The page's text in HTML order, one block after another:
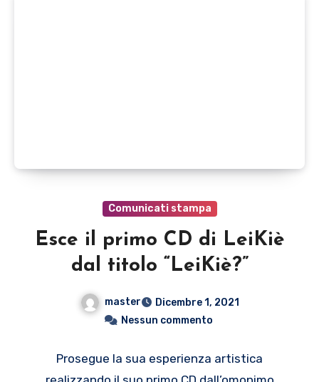
Comunicati stampa
Esce il primo CD di LeiKiè
dal titolo “LeiKiè?”
master
Dicembre 1, 2021
Nessun commento
Prosegue la sua esperienza artistica